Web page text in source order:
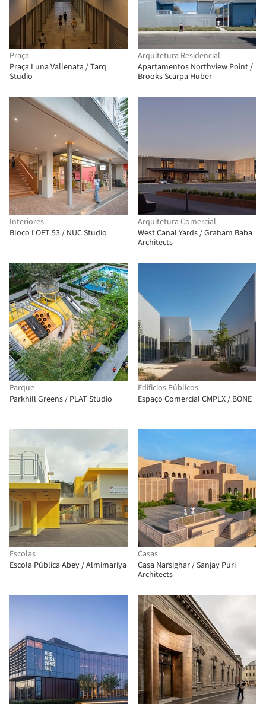
Praça
Praça Luna Vallenata / Tarq
Studio
Arquitetura Residencial
Apartamentos Northview Point /
Brooks Scarpa Huber
Interiores
Bloco LOFT 53 / NUC Studio
Arquitetura Comercial
West Canal Yards / Graham Baba
Architects
Parque
Parkhill Greens / PLAT Studio
Edificios Públicos
Espaço Comercial CMPLX / BONE
Escolas
Escola Pública Abey / Almimariya
Casas
Casa Narsighar / Sanjay Puri
Architects